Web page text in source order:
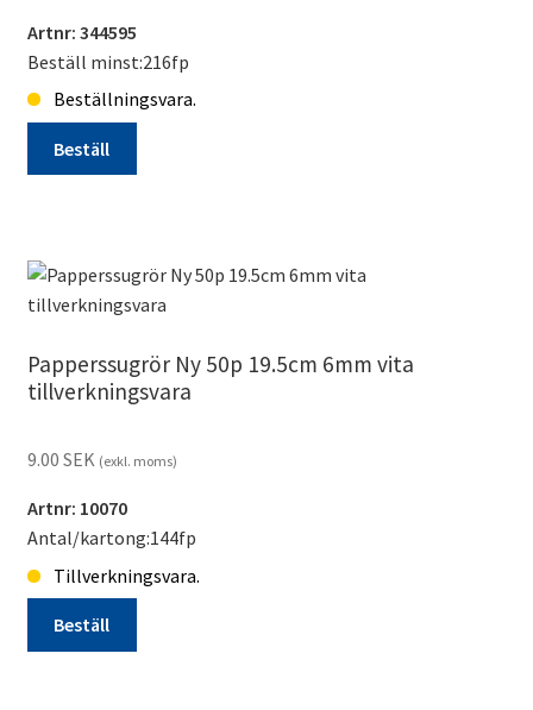
Artnr: 344595
Beställ minst:216fp
Beställningsvara.
Beställ
beställningsvara
mängd
Papperssugrör Ny 50p 19.5cm 6mm vita
tillverkningsvara
9.00 SEK (exkl. moms)
Artnr: 10070
Antal/kartong:144fp
Tillverkningsvara.
Beställ